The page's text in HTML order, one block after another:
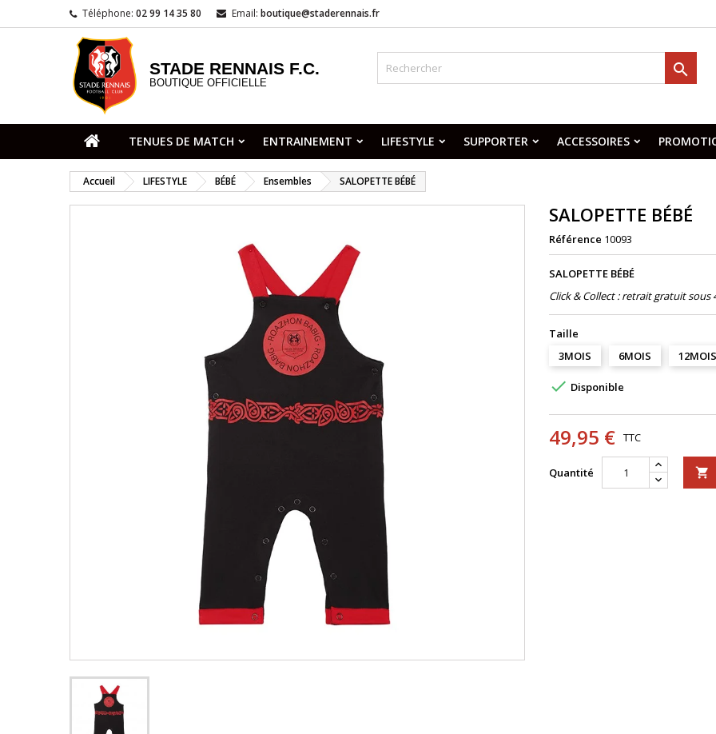
Téléphone: 02 99 14 35 80 Email: boutique@staderennais.fr
STADE RENNAIS F.C.
BOUTIQUE OFFICIELLE

TENUES DE MATCH ENTRAINEMENT LIFESTYLE SUPPORTER ACCESSOIRES
Accueil LIFESTYLE BÉBÉ Ensembles SALOPETTE BÉBÉ
SALOPETTE BÉBÉ
Référence 10093
SALOPETTE BÉBÉ
Click & Collect : retrait gratuit sous
Taille
3MOIS
6MOIS 12MOIS
 Disponible
49,95 € TTC
Quantité 